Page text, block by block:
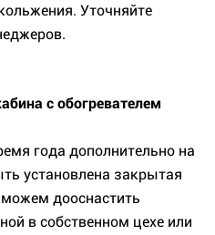
Уточняйте
с обогревателем
года дополнительно на
установлена закрытая
дооснастить
в собственном цехе или